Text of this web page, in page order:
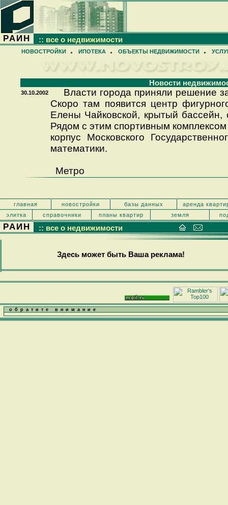
РАИН :: все о недвижимости
НОВОСТРОЙКИ ИПОТЕКА ОБЪЕКТЫ НЕДВИЖИМОСТИ
Новости
30.10.2002
Власти города приняли решение
Скоро там появится центр
Елены Чайковской, крытый бассейн,
Рядом с этим спортивным
корпус Московского
математики.
Метро
главная новостройки базы данных
аренда
элитка
справочники планы квартир земля
РАИН :: все о недвижимости
Здесь может быть Ваша реклама!
обратите внимание